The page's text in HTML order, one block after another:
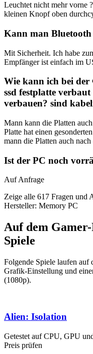
Leuchtet nicht mehr vorne
kleinen Knopf oben
Kann man Bluetooth
Mit Sicherheit. Ich habe
Empfänger ist einfach im
Wie kann ich bei der
ssd festplatte
verbauen? sind
Mann kann die Platten
Platte hat einen
mann die Platten auch
Ist der PC noch
Auf Anfrage
Zeige alle 617 Fragen und
Hersteller: Memory PC
Auf dem
Spiele
Folgende Spiele laufen auf
Grafik-Einstellung und
(1080p).
Alien: Isolation
Getestet auf CPU, GPU
Preis prüfen